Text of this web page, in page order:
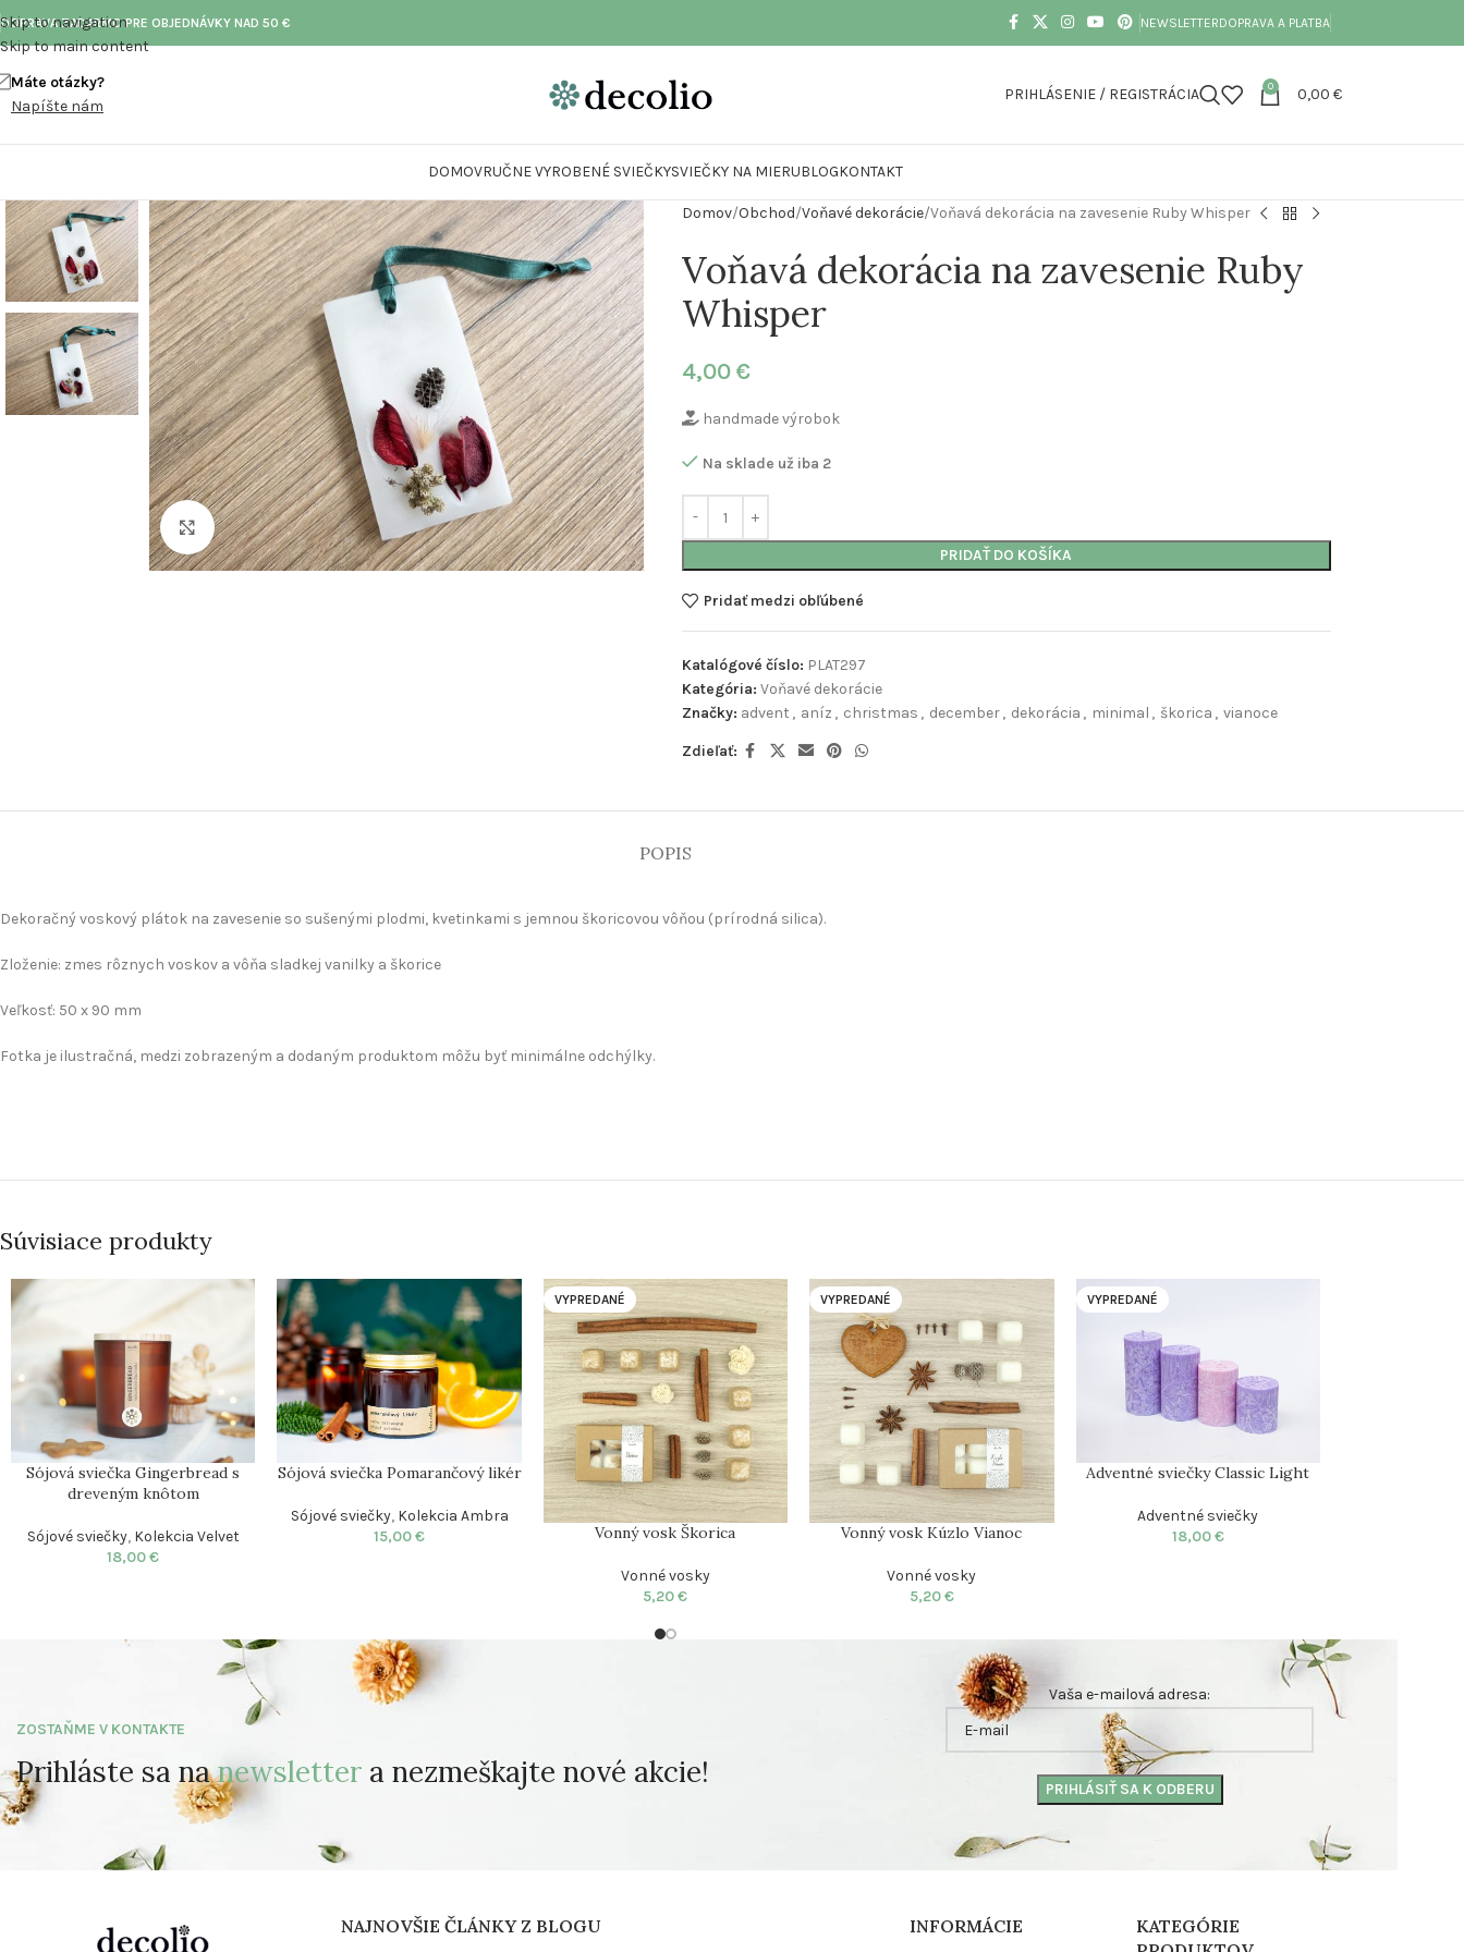
Skip to navigation
Skip to main content
DOPRAVA ZADARMO PRE OBJEDNÁVKY NAD 50 € NEWSLETTERDOPRAVA A PLATBA
Máte otázky?
Napíšte nám
PRIHLÁSENIE / REGISTRÁCIA 0 0,00 €
DOMOVRUČNE VYROBENÉ SVIEČKYSVIEČKY NA MIERUBLOGKONTAKT
Klikni pre zväčšenie
Domov Obchod Voňavé dekorácie Voňavá dekorácia na zavesenie Ruby Whisper
Voňavá dekorácia na zavesenie Ruby
Whisper
4,00 €
handmade výrobok
Na sklade už iba 2
PRIDAŤ DO KOŠÍKA
Pridať medzi obľúbené
Katalógové číslo: PLAT297
Kategória: Voňavé dekorácie
Značky: advent , aníz , christmas , december, dekorácia , minimal , škorica , vianoce
Zdieľať:
POPIS
Dekoračný voskový plátok na zavesenie so sušenými plodmi, kvetinkami s jemnou škoricovou vôňou (prírodná silica).
Zloženie: zmes rôznych voskov a vôňa sladkej vanilky a škorice
Veľkosť: 50 x 90 mm
Fotka je ilustračná, medzi zobrazeným a dodaným produktom môžu byť minimálne odchýlky.
Súvisiace produkty
Sójová sviečka Gingerbread s
dreveným knôtom
Sójové sviečky, Kolekcia Velvet
18,00€
Sójová sviečka Pomarančový likér
Sójové sviečky, Kolekcia Ambra
15,00€
VYPREDANÉ
Vonný vosk Škorica
Vonné vosky
5,20€
VYPREDANÉ
Vonný vosk Kúzlo Vianoc
Vonné vosky
5,20€
VYPREDANÉ
Adventné sviečky Classic Light
Adventné sviečky
18,00€
ZOSTAŇME V KONTAKTE
Prihláste sa nanewsletter a nezmeškajte nové akcie!
Vaša e-mailová adresa:
NAJNOVŠIE ČLÁNKY Z BLOGU INFORMÁCIE
KATEGÓRIE